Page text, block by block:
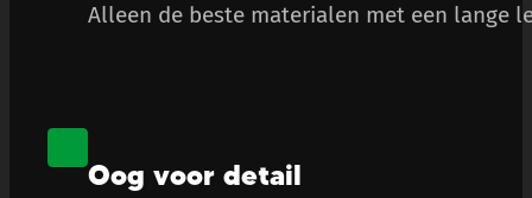
Alleen de beste materialen met een lange
Oog voor detail